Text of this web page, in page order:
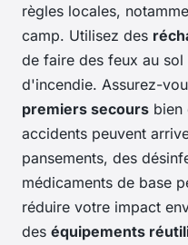
règles locales,
camp. Utilisez des
de faire des feux au
d'incendie. Assurez-
premiers secours bien
accidents peuvent
pansements, des
médicaments de base
réduire votre impact
des équipements